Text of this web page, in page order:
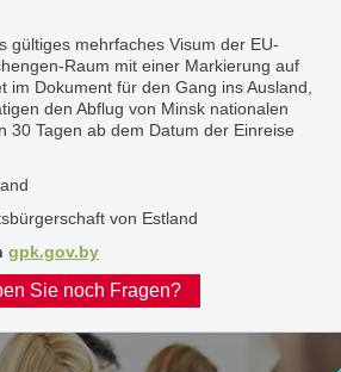
gültiges mehrfaches Visum der EU-
Raum mit einer Markierung auf
im Dokument für den Gang ins Ausland,
den Abflug von Minsk nationalen
30 Tagen ab dem Datum der Einreise
von Estland
gpk.gov.by
Sie noch Fragen?